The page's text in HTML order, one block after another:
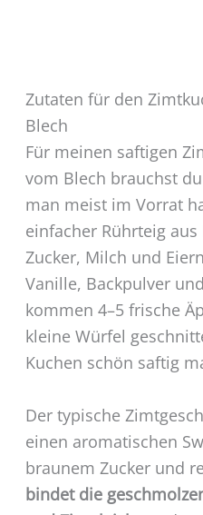
Zutaten für den
Blech
Für meinen saftigen
vom Blech brauchst
man meist im Vorrat
einfacher Rührteig
Zucker, Milch und
Vanille, Backpulver
kommen 4–5 frische
kleine Würfel
Kuchen schön saftig
Der typische
einen aromatischen
braunem Zucker und
bindet die